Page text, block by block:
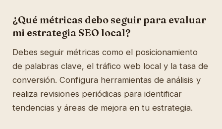
¿Qué métricas debo seguir para evaluar
mi estrategia SEO local?
Debes seguir métricas como el posicionamiento
de palabras clave, el tráfico web local y la tasa de
conversión. Configura herramientas de análisis y
realiza revisiones periódicas para identificar
tendencias y áreas de mejora en tu estrategia.